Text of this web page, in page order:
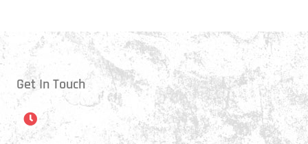
Get In Touch